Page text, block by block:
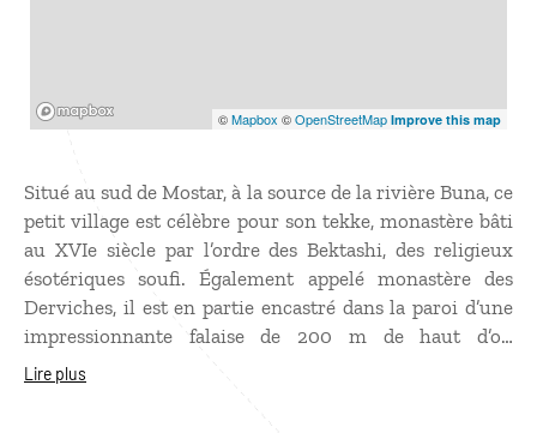
©Mapbox ©OpenStreetMap Improve this map
Situé au sud de Mostar, à la source de la rivière Buna, ce
petit village est célèbre pour son tekke, monastère bâti
au XVIe siècle par l’ordre des Bektashi, des religieux
ésotériques soufi. Également appelé monastère des
Derviches, il est en partie encastré dans la paroi d’une
impressionnante falaise de 200 m de haut d’où
jaillissent les eaux transparentes de la Buna. Exemple
Lire plus